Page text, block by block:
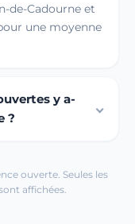
de-Cadourne et
une moyenne
y a-
?
ouverte. Seules les
affichées.